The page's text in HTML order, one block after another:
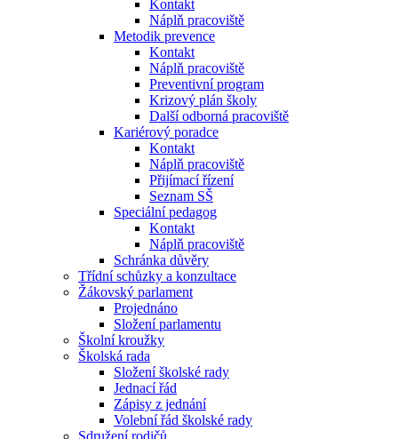
Kontakt
Náplň pracoviště
Metodik prevence
Kontakt
Náplň pracoviště
Preventivní program
Krizový plán školy
Další odborná pracoviště
Kariérový poradce
Kontakt
Náplň pracoviště
Přijímací řízení
Seznam SŠ
Speciální pedagog
Kontakt
Náplň pracoviště
Schránka důvěry
Třídní schůzky a konzultace
Žákovský parlament
Projednáno
Složení parlamentu
Školní kroužky
Školská rada
Složení školské rady
Jednací řád
Zápisy z jednání
Volební řád školské rady
Sdružení rodičů